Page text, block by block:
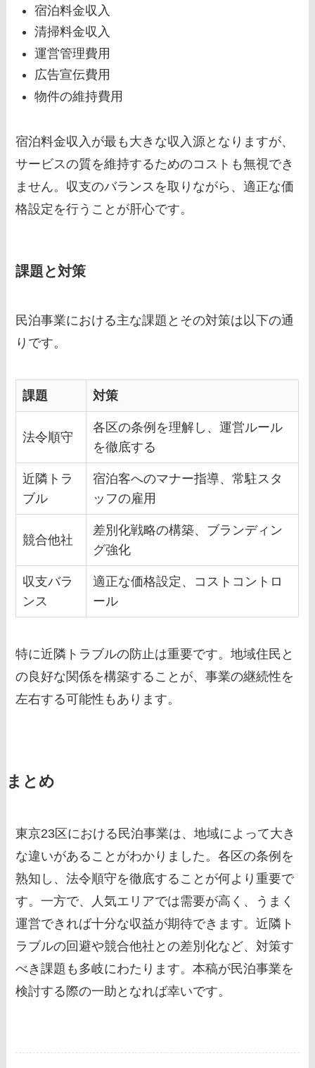
宿泊料金収入
清掃料金収入
運営管理費用
広告宣伝費用
物件の維持費用
宿泊料金収入が最も大きな収入源となりますが、
サービスの質を維持するためのコストも無視でき
ません。収支のバランスを取りながら、適正な価
格設定を行うことが肝心です。
課題と対策
民泊事業における主な課題とその対策は以下の通
りです。
課題 対策
法令順守
各区の条例を理解し、運営ルール
を徹底する
近隣トラ
ブル
宿泊客へのマナー指導、常駐スタ
ッフの雇用
競合他社
差別化戦略の構築、ブランディン
グ強化
収支バラ
ンス
適正な価格設定、コストコントロ
ール
特に近隣トラブルの防止は重要です。地域住民と
の良好な関係を構築することが、事業の継続性を
左右する可能性もあります。
まとめ
東京23区における民泊事業は、地域によって大き
な違いがあることがわかりました。各区の条例を
熟知し、法令順守を徹底することが何より重要で
す。一方で、人気エリアでは需要が高く、うまく
運営できれば十分な収益が期待できます。近隣ト
ラブルの回避や競合他社との差別化など、対策す
べき課題も多岐にわたります。本稿が民泊事業を
検討する際の一助となれば幸いです。